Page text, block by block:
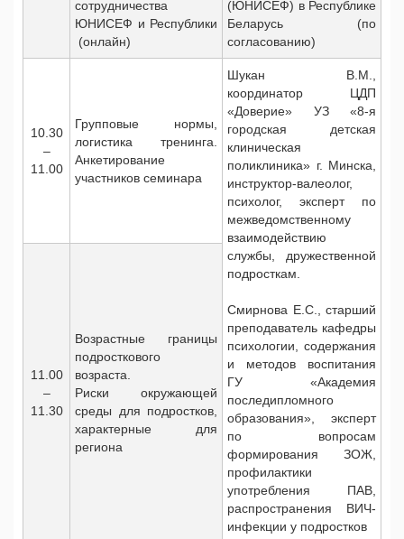
сотрудничества
ЮНИСЕФ и Республики
(онлайн)
(ЮНИСЕФ) в Республике
Беларусь (по
согласованию)
10.30
–
11.00
Групповые нормы,
логистика тренинга.
Анкетирование
участников семинара
Шукан В.М.,
координатор ЦДП
«Доверие» УЗ «8-я
городская детская
клиническая
поликлиника» г. Минска,
инструктор-валеолог,
психолог, эксперт по
межведомственному
взаимодействию
службы, дружественной
подросткам.
Смирнова Е.С., старший
преподаватель кафедры
психологии, содержания
и методов воспитания
ГУ «Академия
последипломного
образования», эксперт
по вопросам
формирования ЗОЖ,
профилактики
употребления ПАВ,
распространения ВИЧ-
инфекции у подростков
11.00
–
11.30
Возрастные границы
подросткового
возраста.
Риски окружающей
среды для подростков,
характерные для
региона